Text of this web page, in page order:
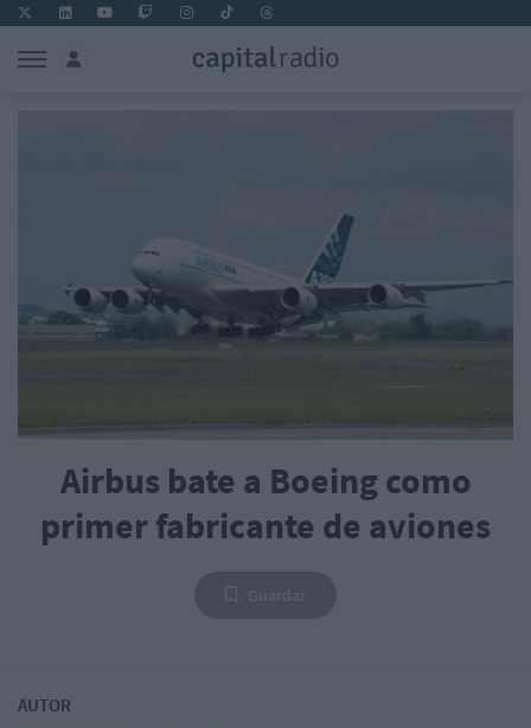
Airbus bate a Boeing como
primer fabricante de aviones
AUTOR